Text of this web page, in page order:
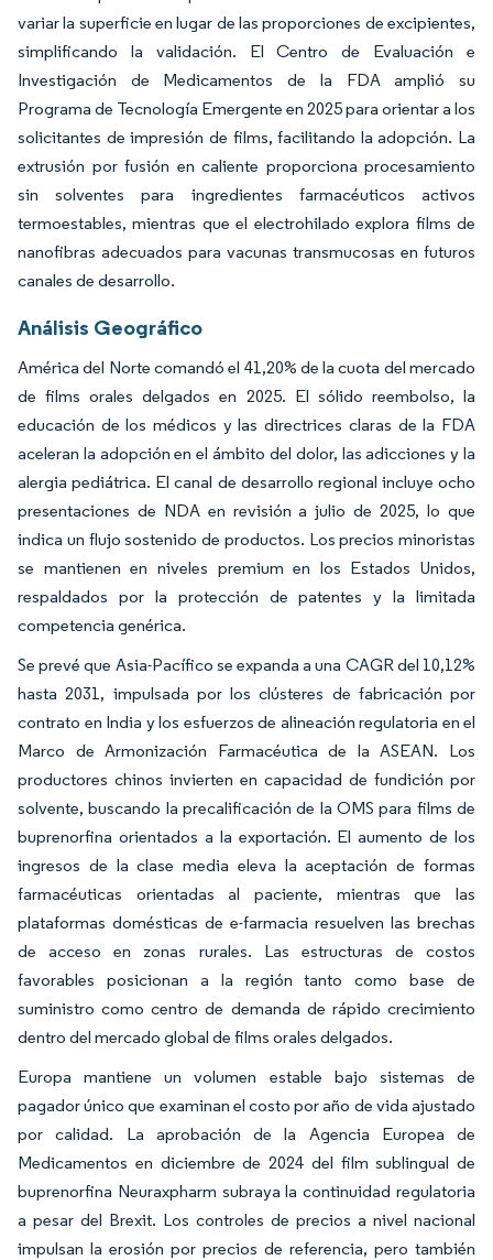
variar la superficie en lugar de las proporciones de excipientes,
simplificando la validación. El Centro de Evaluación e
Investigación de Medicamentos de la FDA amplió su
Programa de Tecnología Emergente en 2025 para orientar a los
solicitantes de impresión de films, facilitando la adopción. La
extrusión por fusión en caliente proporciona procesamiento
sin solventes para ingredientes farmacéuticos activos
termoestables, mientras que el electrohilado explora films de
nanofibras adecuados para vacunas transmucosas en futuros
canales de desarrollo.
Análisis Geográfico
América del Norte comandó el 41,20% de la cuota del mercado
de films orales delgados en 2025. El sólido reembolso, la
educación de los médicos y las directrices claras de la FDA
aceleran la adopción en el ámbito del dolor, las adicciones y la
alergia pediátrica. El canal de desarrollo regional incluye ocho
presentaciones de NDA en revisión a julio de 2025, lo que
indica un flujo sostenido de productos. Los precios minoristas
se mantienen en niveles premium en los Estados Unidos,
respaldados por la protección de patentes y la limitada
competencia genérica.
Se prevé que Asia-Pacífico se expanda a una CAGR del 10,12%
hasta 2031, impulsada por los clústeres de fabricación por
contrato en India y los esfuerzos de alineación regulatoria en el
Marco de Armonización Farmacéutica de la ASEAN. Los
productores chinos invierten en capacidad de fundición por
solvente, buscando la precalificación de la OMS para films de
buprenorfina orientados a la exportación. El aumento de los
ingresos de la clase media eleva la aceptación de formas
farmacéuticas orientadas al paciente, mientras que las
plataformas domésticas de e-farmacia resuelven las brechas
de acceso en zonas rurales. Las estructuras de costos
favorables posicionan a la región tanto como base de
suministro como centro de demanda de rápido crecimiento
dentro del mercado global de films orales delgados.
Europa mantiene un volumen estable bajo sistemas de
pagador único que examinan el costo por año de vida ajustado
por calidad. La aprobación de la Agencia Europea de
Medicamentos en diciembre de 2024 del film sublingual de
buprenorfina Neuraxpharm subraya la continuidad regulatoria
a pesar del Brexit. Los controles de precios a nivel nacional
impulsan la erosión por precios de referencia, pero también